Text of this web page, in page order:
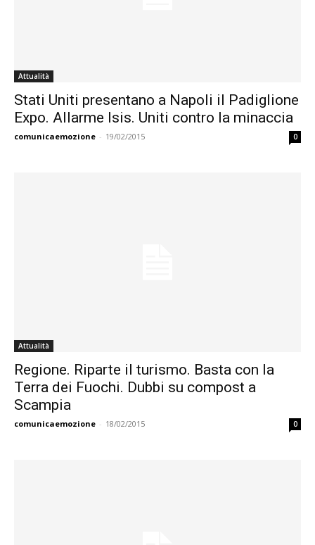
Attualità
Stati Uniti presentano a Napoli il Padiglione
Expo. Allarme Isis. Uniti contro la minaccia
comunicaemozione - 19/02/2015 0
Attualità
Regione. Riparte il turismo. Basta con la
Terra dei Fuochi. Dubbi su compost a
Scampia
comunicaemozione - 18/02/2015 0